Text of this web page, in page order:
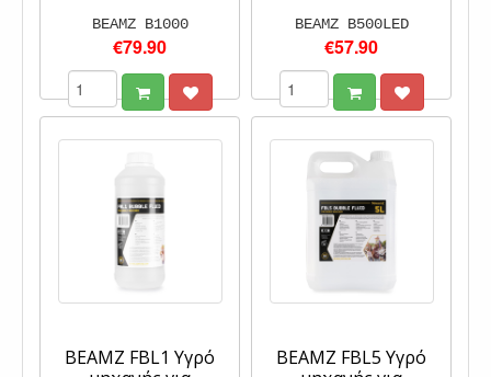
BEAMZ B1000
€79.90
BEAMZ B500LED
€57.90
BEAMZ FBL1 Υγρό
BEAMZ FBL5 Υγρό